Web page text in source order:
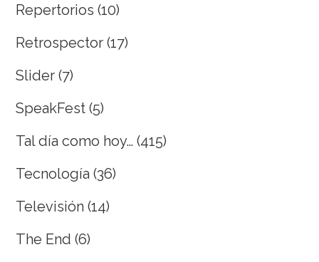
Repertorios (10)
Retrospector (17)
Slider (7)
SpeakFest (5)
Tal día como hoy… (415)
Tecnología (36)
Televisión (14)
The End (6)